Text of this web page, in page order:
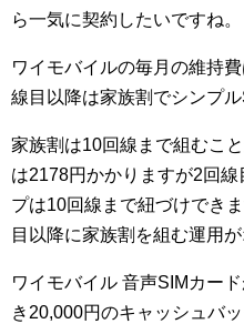
ら一気に契約したいですね。
ワイモバイルの毎月の維持
線目以降は家族割でシンプ
家族割は10回線まで組むこ
は2178円かかりますが2回
プは10回線まで紐づけでき
目以降に家族割を組む運用が
ワイモバイル 音声SIMカー
き20,000円のキャッシュバ